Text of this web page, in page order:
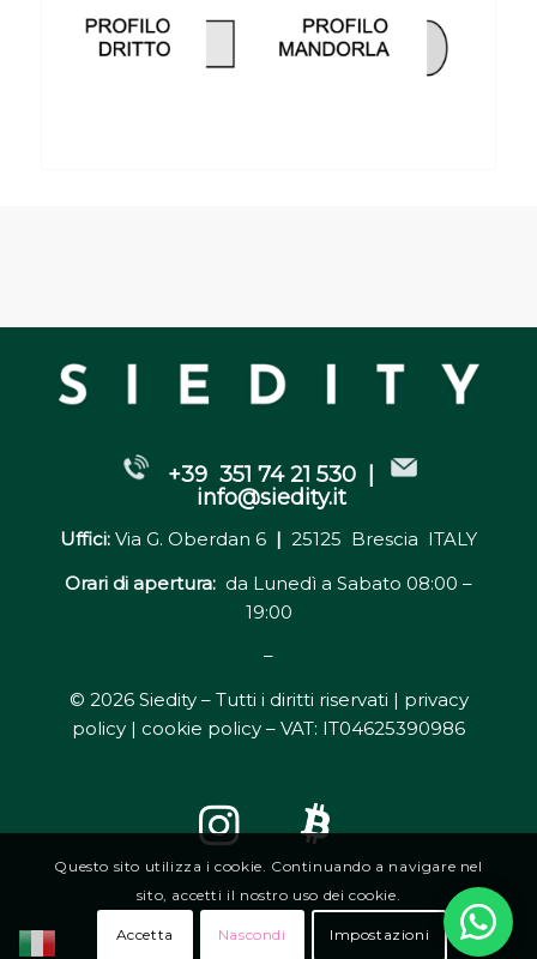
+39 351 74 21 530 |
info@siedity.it
Uffici: Via G. Oberdan 6 | 25125 Brescia ITALY
Orari di apertura: da Lunedì a Sabato 08:00 –
19:00
–
© 2026 Siedity – Tutti i diritti riservati | privacy
policy | cookie policy – VAT: IT04625390986
Questo sito utilizza i cookie. Continuando a navigare nel
sito, accetti il nostro uso dei cookie.
Accetta Nascondi Impostazioni